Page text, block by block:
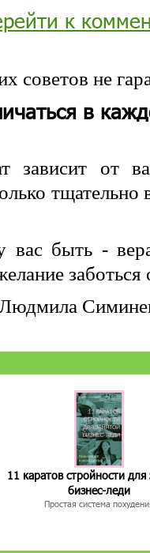
к
советов не
в
зависит от
вас быть -
заботься
11 каратов стройности для
бизнес-леди
Простая система